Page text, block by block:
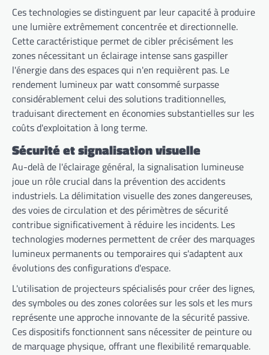
Ces technologies se distinguent par leur capacité à produire
une lumière extrêmement concentrée et directionnelle.
Cette caractéristique permet de cibler précisément les
zones nécessitant un éclairage intense sans gaspiller
l'énergie dans des espaces qui n'en requièrent pas. Le
rendement lumineux par watt consommé surpasse
considérablement celui des solutions traditionnelles,
traduisant directement en économies substantielles sur les
coûts d'exploitation à long terme.
Sécurité et signalisation visuelle
Au-delà de l'éclairage général, la signalisation lumineuse
joue un rôle crucial dans la prévention des accidents
industriels. La délimitation visuelle des zones dangereuses,
des voies de circulation et des périmètres de sécurité
contribue significativement à réduire les incidents. Les
technologies modernes permettent de créer des marquages
lumineux permanents ou temporaires qui s'adaptent aux
évolutions des configurations d'espace.
L'utilisation de projecteurs spécialisés pour créer des lignes,
des symboles ou des zones colorées sur les sols et les murs
représente une approche innovante de la sécurité passive.
Ces dispositifs fonctionnent sans nécessiter de peinture ou
de marquage physique, offrant une flexibilité remarquable.